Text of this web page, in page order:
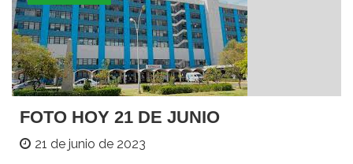
FOTO HOY 21 DE JUNIO
21 de junio de 2023